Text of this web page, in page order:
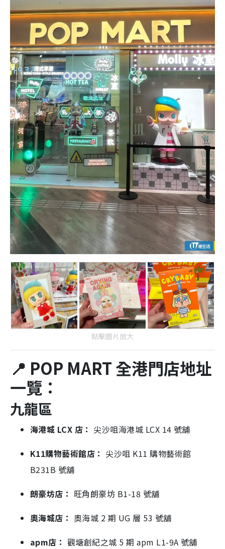
點擊圖片放大
📍 POP MART 全港門店地址
一覽：
九龍區
海港城 LCX 店： 尖沙咀海港城 LCX 14 號舖
K11購物藝術館店： 尖沙咀 K11 購物藝術館
B231B 號舖
朗豪坊店： 旺角朗豪坊 B1-18 號舖
奧海城店： 奧海城 2 期 UG 層 53 號舖
apm店： 觀塘創紀之城 5 期 apm L1-9A 號舖